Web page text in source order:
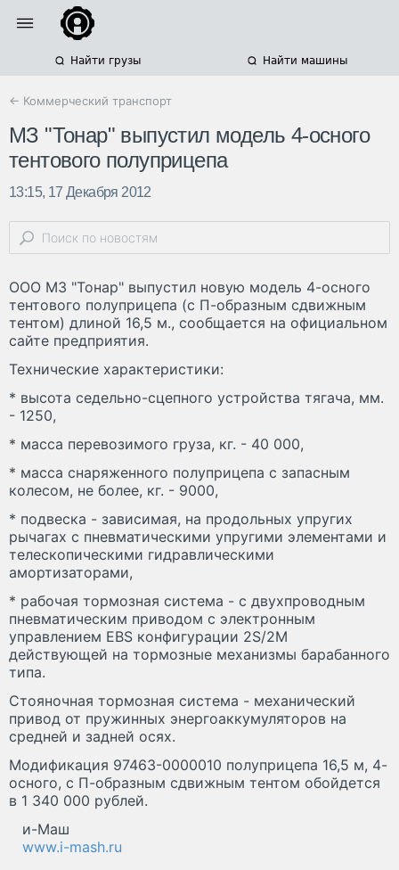
Найти грузы Найти машины
← Коммерческий транспорт
МЗ "Тонар" выпустил модель 4-осного
тентового полуприцепа
13:15, 17 Декабря 2012
ООО МЗ "Тонар" выпустил новую модель 4-осного
тентового полуприцепа (с П-образным сдвижным
тентом) длиной 16,5 м., сообщается на официальном
сайте предприятия.
Технические характеристики:
* высота седельно-сцепного устройства тягача, мм.
- 1250,
* масса перевозимого груза, кг. - 40 000,
* масса снаряженного полуприцепа с запасным
колесом, не более, кг. - 9000,
* подвеска - зависимая, на продольных упругих
рычагах с пневматическими упругими элементами и
телескопическими гидравлическими
амортизаторами,
* рабочая тормозная система - c двухпроводным
пневматическим приводом c электронным
управлением EBS конфигурации 2S/2M
действующей на тормозные механизмы барабанного
типа.
Стояночная тормозная система - механический
привод от пружинных энергоаккумуляторов на
средней и задней осях.
Модификация 97463-0000010 полуприцепа 16,5 м, 4-
осного, с П-образным сдвижным тентом обойдется
в 1 340 000 рублей.
и-Маш
www.i-mash.ru